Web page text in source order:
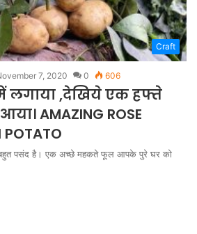
Craft
7, 2020 0 606
,देखिये एक हफ्ते
AMAZING ROSE
POTATO
पसंद है। एक अच्छे महकते फूल आपके पुरे घर को